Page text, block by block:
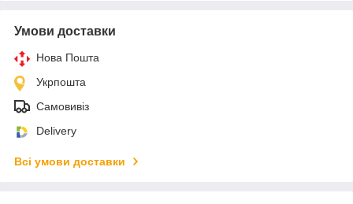
Умови доставки
Нова Пошта
Укрпошта
Самовивіз
Delivery
Всі умови доставки